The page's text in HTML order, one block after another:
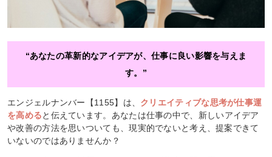
“あなたの革新的なアイデアが、仕事に良い影響を与えま
す。”
エンジェルナンバー【1155】は、 クリエイティブな思考が仕事運
を高めると伝えています。あなたは仕事の中で、新しいアイデア
や改善の方法を思いついても、現実的でないと考え、提案できて
いないのではありませんか？